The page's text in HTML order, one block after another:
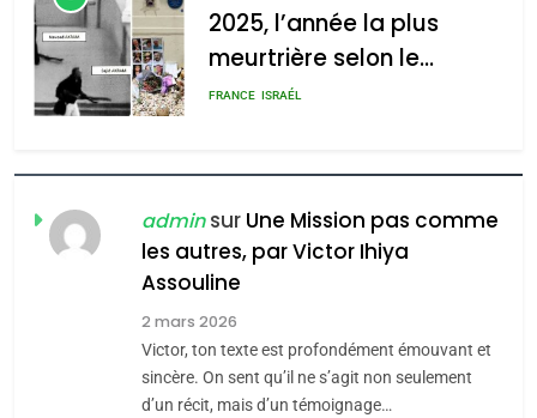
meurtrière selon le
rapport d’ADL contre
l’antisémitisme
FRANCE ISRAÉL
MA JUDAÏTE par Thérèse
Zrihen-Dvir
ISRAÉL JUDAISME
CE QUI NOUS MANQUE –
Jacques Hadida
JUDAISME
adminsur Une Mission pas comme
les autres, par Victor Ihiya
Assouline
2 mars 2026
Victor, ton texte est profondément émouvant et
sincère. On sent qu’il ne s’agit non seulement
d’un récit, mais d’un témoignage…